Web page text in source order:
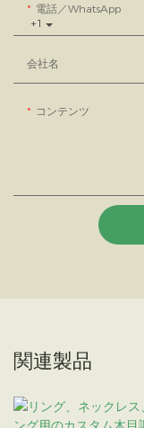
+1
電話／WhatsApp
会社名
コンテンツ
関連製品